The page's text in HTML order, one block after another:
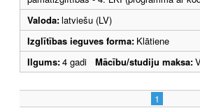
Valoda:latviešu (LV)
Izglītības ieguves forma: Klātiene
Ilgums:4 gadi Mācību/studiju maksa:
1